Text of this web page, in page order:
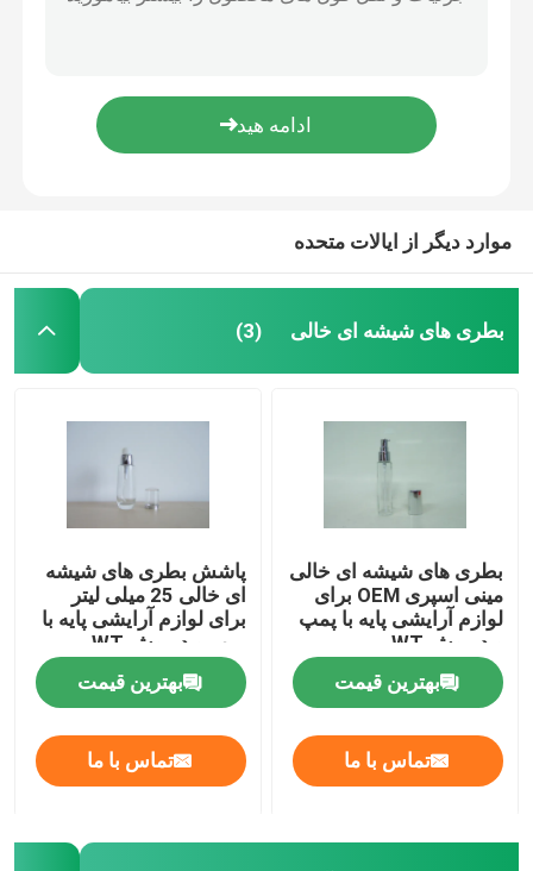
بطری های شیشه ای روغن ضروری
بطری های شیشه شیر کودک
جعبه های مقوایی هدیه
کیف های حامل کاغذ
جعبه بسته بندی عطر
خط کاغذ کرافت
جعبه بسته بندی PP
موارد دیگر از ایالات متحده
بطری های شیشه ای خالی (3)
بطری های شیشه ای خالی
مینی اسپری OEM برای
لوازم آرایشی پایه با پمپ
و درپوش WT
بهترین قیمت
تماس با ما
پاشش بطری های شیشه
ای خالی 25 میلی لیتر
برای لوازم آرایشی پایه با
پمپ و درپوش WT
بهترین قیمت
تماس با ما